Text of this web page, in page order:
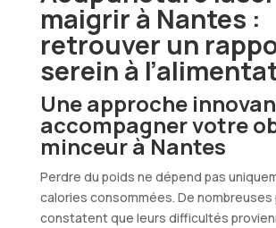
maigrir à Nantes :
retrouver un
serein à
Une approche
accompagner votre
minceur à Nantes
Perdre du poids ne dépend pas
calories consommées. De
constatent que leurs difficultés